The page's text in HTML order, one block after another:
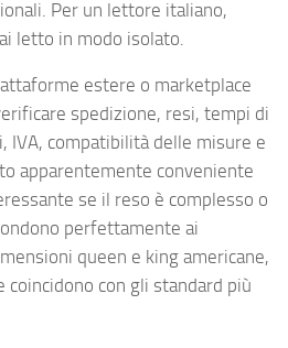
Per un lettore italiano,
letto in modo isolato.
estere o marketplace
spedizione, resi, tempi di
IVA, compatibilità delle misure e
apparentemente conveniente
se il reso è complesso o
perfettamente ai
queen e king americane,
coincidono con gli standard più